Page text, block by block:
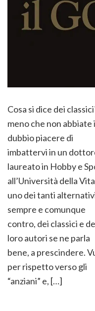
Cosa si dice dei
meno che non abbiate
dubbio piacere di
imbattervi in un
laureato in Hobby e
all’Università della
uno dei tanti
sempre e comunque
contro, dei classici e
loro autori se ne parla
bene, a prescindere.
per rispetto verso gli
“anziani” e, […]